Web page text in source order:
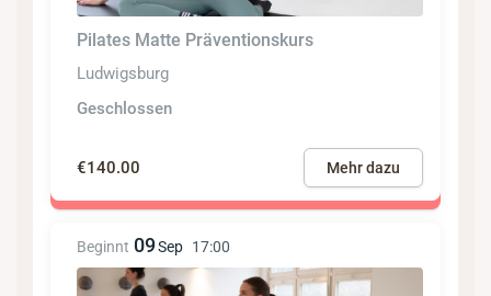
Pilates Matte Präventionskurs
Ludwigsburg
Geschlossen
€140.00 Mehr dazu
Beginnt 09Sep 17:00